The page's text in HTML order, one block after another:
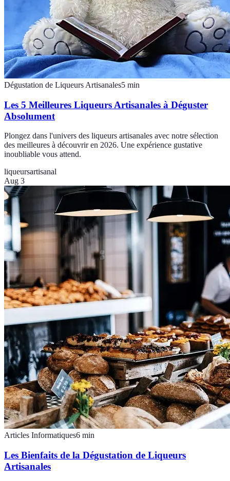
Dégustation de Liqueurs Artisanales5 min
Les 5 Meilleures Liqueurs Artisanales à Déguster
Absolument
Plongez dans l'univers des liqueurs artisanales avec notre sélection
des meilleures à découvrir en 2026. Une expérience gustative
inoubliable vous attend.
liqueursartisanal
Aug 3
Articles Informatiques6 min
Les Bienfaits de la Dégustation de Liqueurs
Artisanales